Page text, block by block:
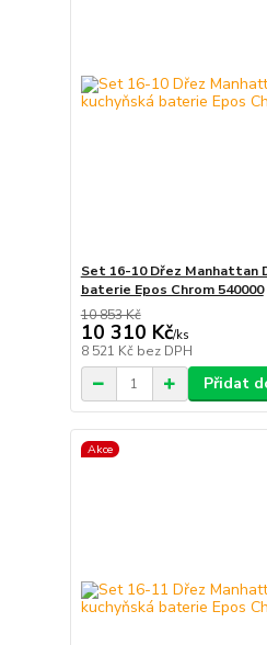
Set 16-10 Dřez Manhattan
baterie Epos Chrom 540000
10 853 Kč
10 310 Kč/ks
8 521 Kč bez DPH
Přidat
Akce